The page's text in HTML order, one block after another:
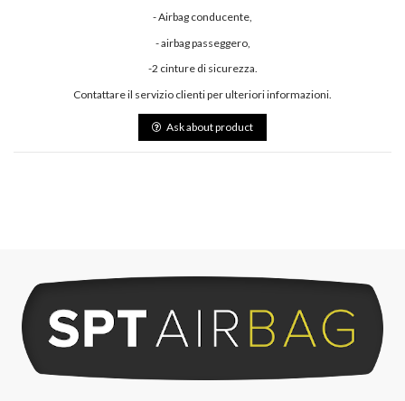
- Airbag conducente,
- airbag passeggero,
-2 cinture di sicurezza.
Contattare il servizio clienti per ulteriori informazioni.
Ask about product